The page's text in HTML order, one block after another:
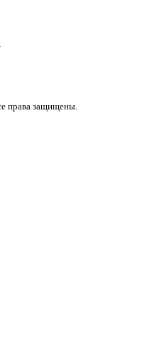
защищены.